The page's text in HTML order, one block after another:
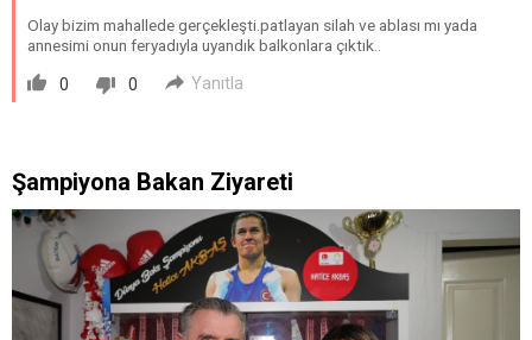
Olay bizim mahallede gerçekleşti.patlayan silah ve ablası mı yada
annesimi onun feryadıyla uyandık balkonlara çıktık..
0 0 Yanıtla
Şampiyona Bakan Ziyareti